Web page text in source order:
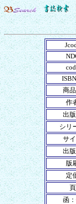
商
作
出
シリ
サ
出
版
定
頁
函